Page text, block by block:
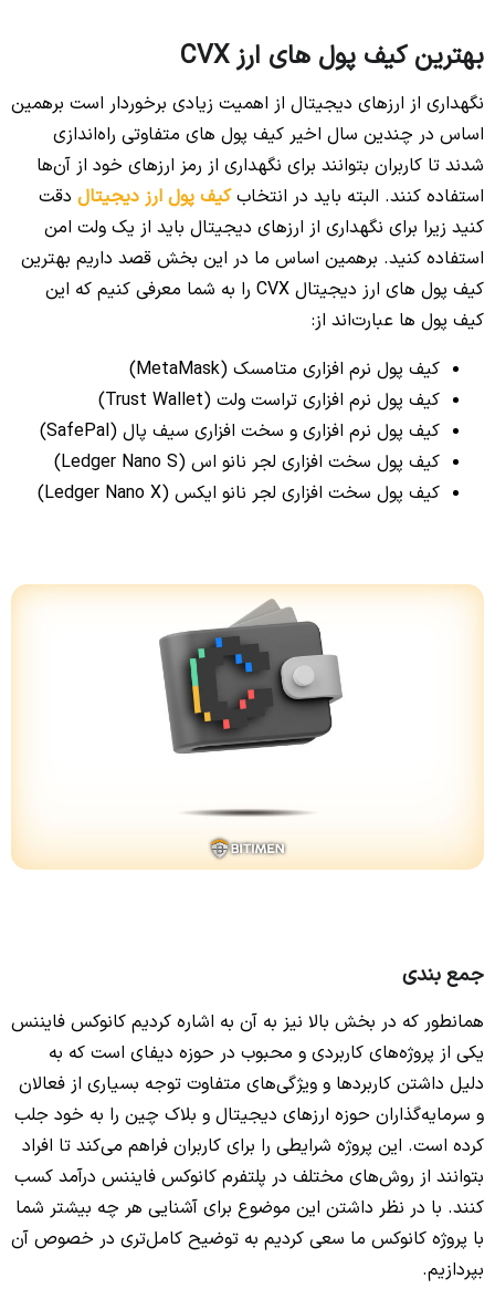
بهترین کیف پول‌ های ارز CVX
نگهداری از ارزهای دیجیتال از اهمیت زیادی برخوردار است برهمین
اساس در چندین سال اخیر کیف پول های متفاوتی راه‌اندازی
شدند تا کاربران بتوانند برای نگهداری از رمز ارزهای خود از آن‌ها
استفاده کنند. البته باید در انتخابکیف پول ارز دیجیتال دقت
کنید زیرا برای نگهداری از ارزهای دیجیتال باید از یک ولت امن
استفاده کنید. برهمین اساس ما در این بخش قصد داریم بهترین
کیف پول های ارز دیجیتال CVX را به شما معرفی کنیم که این
کیف پول ها عبارت‌اند از:
کیف پول نرم افزاری متامسک (MetaMask)
کیف پول نرم افزاری تراست ولت (Trust Wallet)
کیف پول نرم افزاری و سخت افزاری سیف پال (SafePal)
کیف پول سخت افزاری لجر نانو اس (Ledger Nano S)
کیف پول سخت افزاری لجر نانو ایکس (Ledger Nano X)
جمع بندی
همانطور که در بخش بالا نیز به آن به اشاره کردیم کانوکس فایننس
یکی از پروژه‌های کاربردی و محبوب در حوزه دیفای است که به
دلیل داشتن کاربردها و ویژگی‌های متفاوت توجه بسیاری از فعالان
و سرمایه‌گذاران حوزه ارزهای دیجیتال و بلاک چین را به خود جلب
کرده است. این پروژه شرایطی را برای کاربران فراهم می‌کند تا افراد
بتوانند از روش‌های مختلف در پلتفرم کانوکس فایننس درآمد کسب
کنند. با در نظر داشتن این موضوع برای آشنایی هر چه بیشتر شما
با پروژه کانوکس ما سعی کردیم به توضیح کامل‌تری در خصوص آن
بپردازیم.